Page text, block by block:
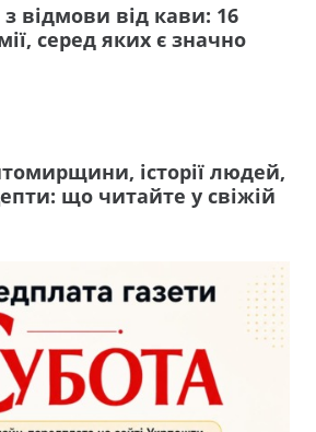
відмови від кави: 16
серед яких є значно
історії людей,
що читайте у свіжій